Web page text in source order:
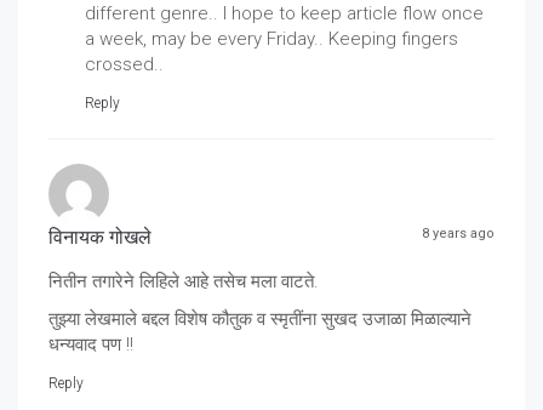
different genre.. I hope to keep article flow once
a week, may be every Friday.. Keeping fingers
crossed..
Reply
विनायक गोखले 8 years ago
नितीन तगारेने लिहिले आहे तसेच मला वाटते.
तुझ्या लेखमाले बद्दल विशेष कौतुक व स्मृतींना सुखद उजाळा मिळाल्याने
धन्यवाद पण !!
Reply